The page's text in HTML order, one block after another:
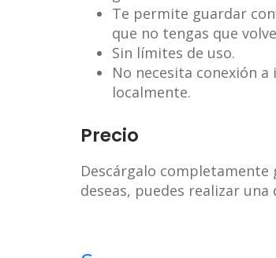
Te permite guardar
que no tengas que
Sin límites de uso.
No necesita conexión
localmente.
Precio
Descárgalo
deseas, puedes realizar